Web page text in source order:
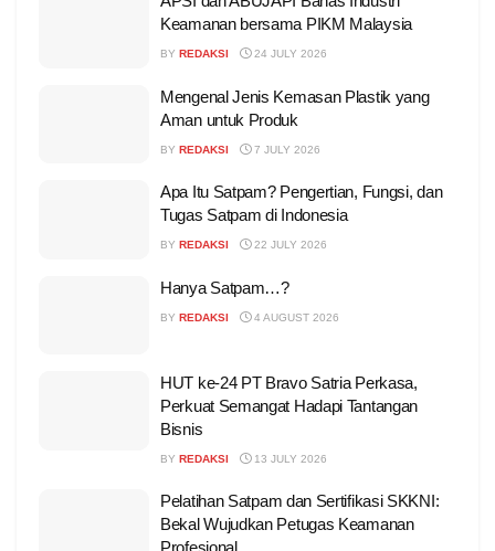
Keamanan bersama PIKM Malaysia
BY REDAKSI 24 JULY 2026
Mengenal Jenis Kemasan Plastik yang
Aman untuk Produk
BY REDAKSI 7 JULY 2026
Apa Itu Satpam? Pengertian, Fungsi, dan
Tugas Satpam di Indonesia
BY REDAKSI 22 JULY 2026
Hanya Satpam…?
BY REDAKSI 4 AUGUST 2026
HUT ke-24 PT Bravo Satria Perkasa,
Perkuat Semangat Hadapi Tantangan
Bisnis
BY REDAKSI 13 JULY 2026
Pelatihan Satpam dan Sertifikasi SKKNI:
Bekal Wujudkan Petugas Keamanan